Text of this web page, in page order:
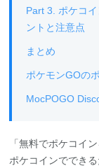
Part 3. ポケコ
ントと注意点
まとめ
ポケモンGOの
MocPOGO
「無料でポケコイ
ポケコインででき